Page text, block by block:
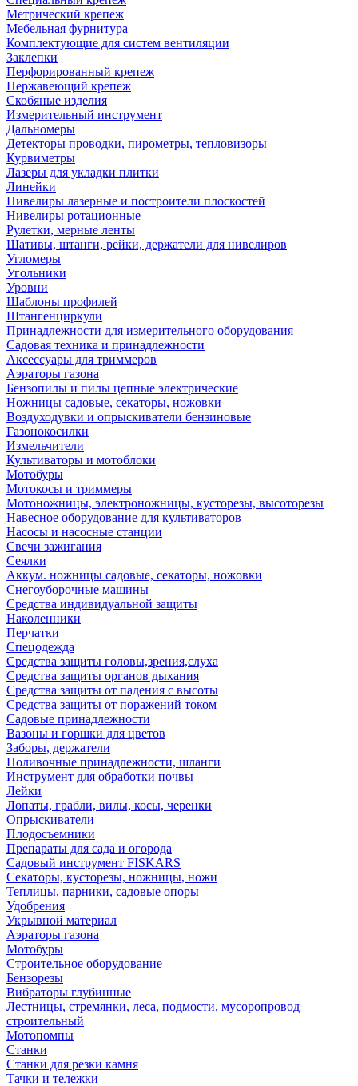
Метрический крепеж
Мебельная фурнитура
Комплектующие для систем вентиляции
Заклепки
Перфорированный крепеж
Нержавеющий крепеж
Скобяные изделия
Измерительный инструмент
Дальномеры
Детекторы проводки, пирометры, тепловизоры
Курвиметры
Лазеры для укладки плитки
Линейки
Нивелиры лазерные и построители плоскостей
Нивелиры ротационные
Рулетки, мерные ленты
Шативы, штанги, рейки, держатели для нивелиров
Угломеры
Угольники
Уровни
Шаблоны профилей
Штангенциркули
Принадлежности для измерительного оборудования
Садовая техника и принадлежности
Аксессуары для триммеров
Аэраторы газона
Бензопилы и пилы цепные электрические
Ножницы садовые, секаторы, ножовки
Воздуходувки и опрыскиватели бензиновые
Газонокосилки
Измельчители
Культиваторы и мотоблоки
Мотобуры
Мотокосы и триммеры
Мотоножницы, электроножницы, кусторезы, высоторезы
Навесное оборудование для культиваторов
Насосы и насосные станции
Свечи зажигания
Сеялки
Аккум. ножницы садовые, секаторы, ножовки
Снегоуборочные машины
Средства индивидуальной защиты
Наколенники
Перчатки
Спецодежда
Средства защиты головы,зрения,слуха
Средства защиты органов дыхания
Средства защиты от падения с высоты
Средства защиты от поражений током
Садовые принадлежности
Вазоны и горшки для цветов
Заборы, держатели
Поливочные принадлежности, шланги
Инструмент для обработки почвы
Лейки
Лопаты, грабли, вилы, косы, черенки
Опрыскиватели
Плодосъемники
Препараты для сада и огорода
Садовый инструмент FISKARS
Секаторы, кусторезы, ножницы, ножи
Теплицы, парники, садовые опоры
Удобрения
Укрывной материал
Аэраторы газона
Мотобуры
Строительное оборудование
Бензорезы
Вибраторы глубинные
Лестницы, стремянки, леса, подмости, мусоропровод
строительный
Мотопомпы
Станки
Станки для резки камня
Тачки и тележки